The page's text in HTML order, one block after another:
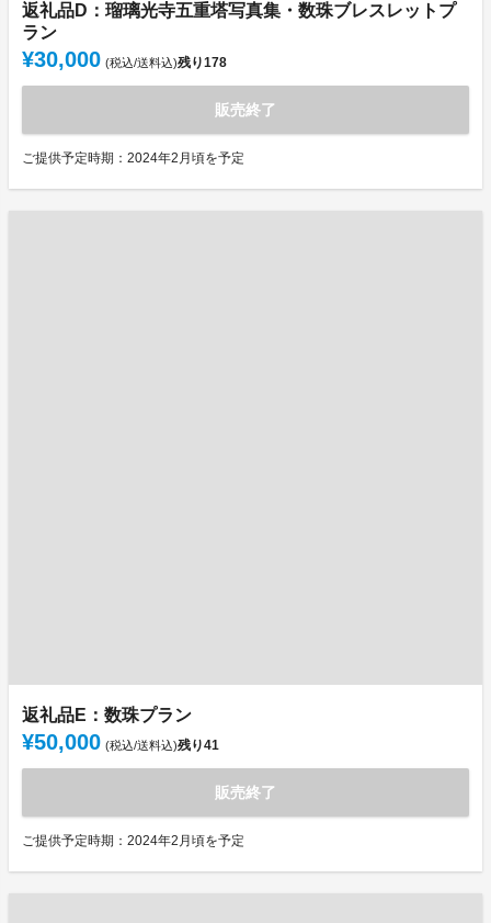
返礼品D：瑠璃光寺五重塔写真集・数珠ブレスレットプ
ラン
¥30,000 (税込/送料込)残り178
販売終了
ご提供予定時期：2024年2月頃を予定
返礼品E：数珠プラン
¥50,000 (税込/送料込)残り41
販売終了
ご提供予定時期：2024年2月頃を予定